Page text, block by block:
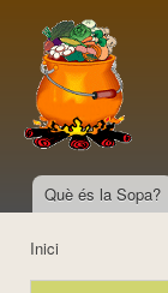
Menú principal
Què és la Sopa?
Inici